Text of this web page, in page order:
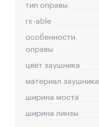
тип оправы
rx-able
особенности
оправы
цвет заушника
материал заушника
ширина моста
ширина линзы